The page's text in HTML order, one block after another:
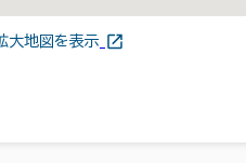
大地図を表示